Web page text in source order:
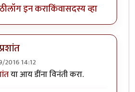
लॉग इन कराकिंवासदस्य व्हा
2016 14:12
या आय डींना विनंती करा.